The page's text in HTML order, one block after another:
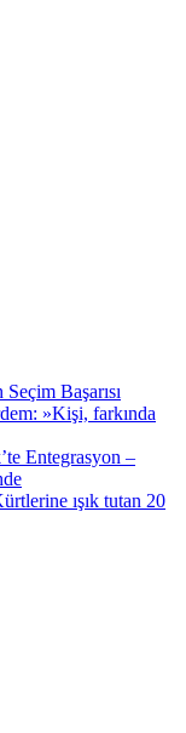
Seçim Başarısı
»Kişi, farkında
Entegrasyon –
ışık tutan 20